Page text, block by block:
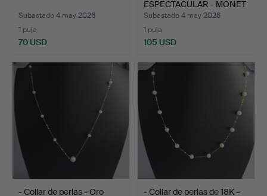
Subastado 4 may 2026
1 puja
70 USD
ESPECTACULAR - MONET
/ EE…
Subastado 4 may 2026
1 puja
105 USD
- Collar de perlas - Oro
- Collar de perlas de 18K –